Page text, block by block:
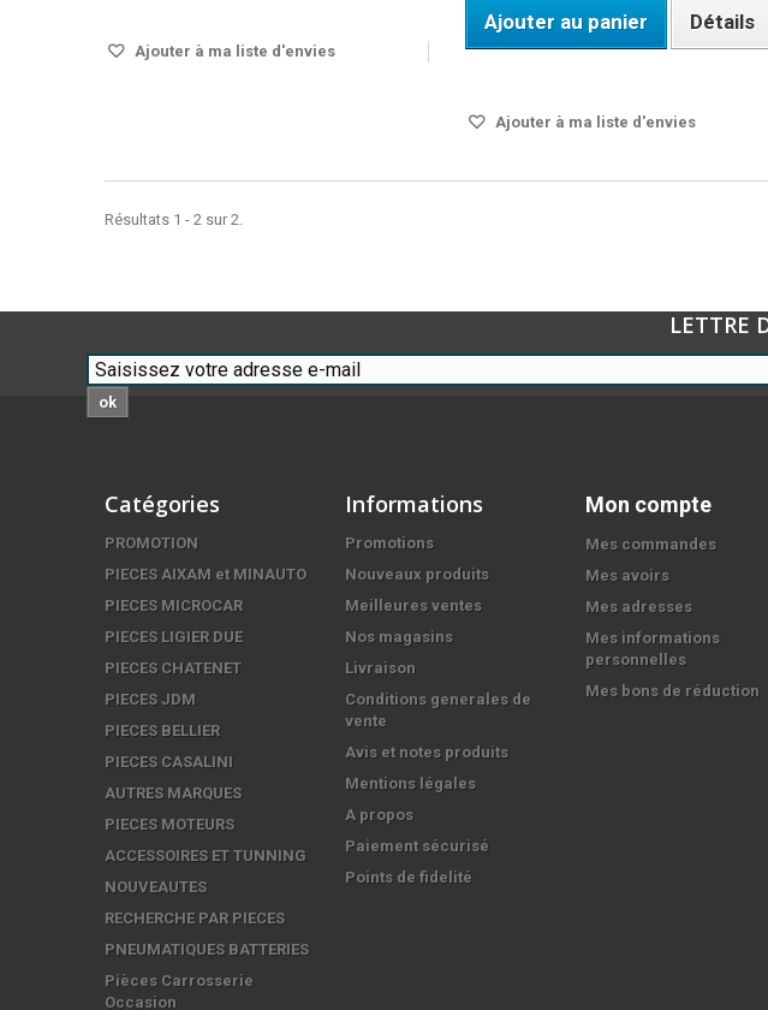
Ajouter à ma liste d'envies
Ajouter au panier Détails
Ajouter à ma liste d'envies
Résultats 1 - 2 sur 2.
LETTRE
ok
Catégories
PROMOTION
PIECES AIXAM et MINAUTO
PIECES MICROCAR
PIECES LIGIER DUE
PIECES CHATENET
PIECES JDM
PIECES BELLIER
PIECES CASALINI
AUTRES MARQUES
PIECES MOTEURS
ACCESSOIRES ET TUNNING
NOUVEAUTES
RECHERCHE PAR PIECES
PNEUMATIQUES BATTERIES
Pièces Carrosserie
Occasion
Informations
Promotions
Nouveaux produits
Meilleures ventes
Nos magasins
Livraison
Conditions generales de
vente
Avis et notes produits
Mentions légales
A propos
Paiement sécurisé
Points de fidelité
Mon compte
Mes commandes
Mes avoirs
Mes adresses
Mes informations
personnelles
Mes bons de réduction